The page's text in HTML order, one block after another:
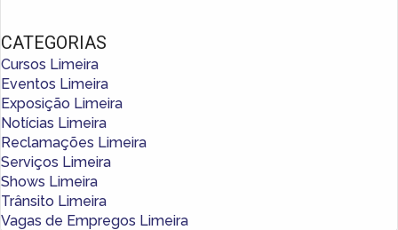
CATEGORIAS
Cursos Limeira
Eventos Limeira
Exposição Limeira
Notícias Limeira
Reclamações Limeira
Serviços Limeira
Shows Limeira
Trânsito Limeira
Vagas de Empregos Limeira